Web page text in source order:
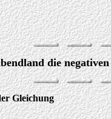
die
Gleichung